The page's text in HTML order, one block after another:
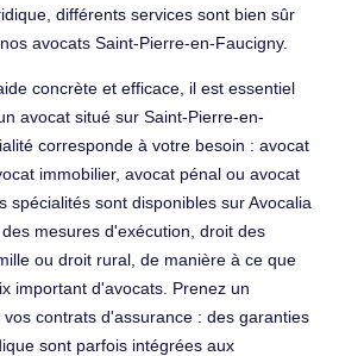
différents services sont bien sûr
avocats Saint-Pierre-en-Faucigny.
concrète et efficace, il est essentiel
avocat situé sur Saint-Pierre-en-
corresponde à votre besoin : avocat
immobilier, avocat pénal ou avocat
spécialités sont disponibles sur Avocalia
mesures d'exécution, droit des
ou droit rural, de manière à ce que
important d'avocats. Prenez un
contrats d'assurance : des garanties
sont parfois intégrées aux